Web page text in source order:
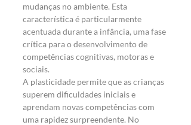
mudanças no ambiente. Esta
característica é particularmente
acentuada durante a infância, uma fase
crítica para o desenvolvimento de
competências cognitivas, motoras e
sociais.
A plasticidade permite que as crianças
superem dificuldades iniciais e
aprendam novas competências com
uma rapidez surpreendente. No